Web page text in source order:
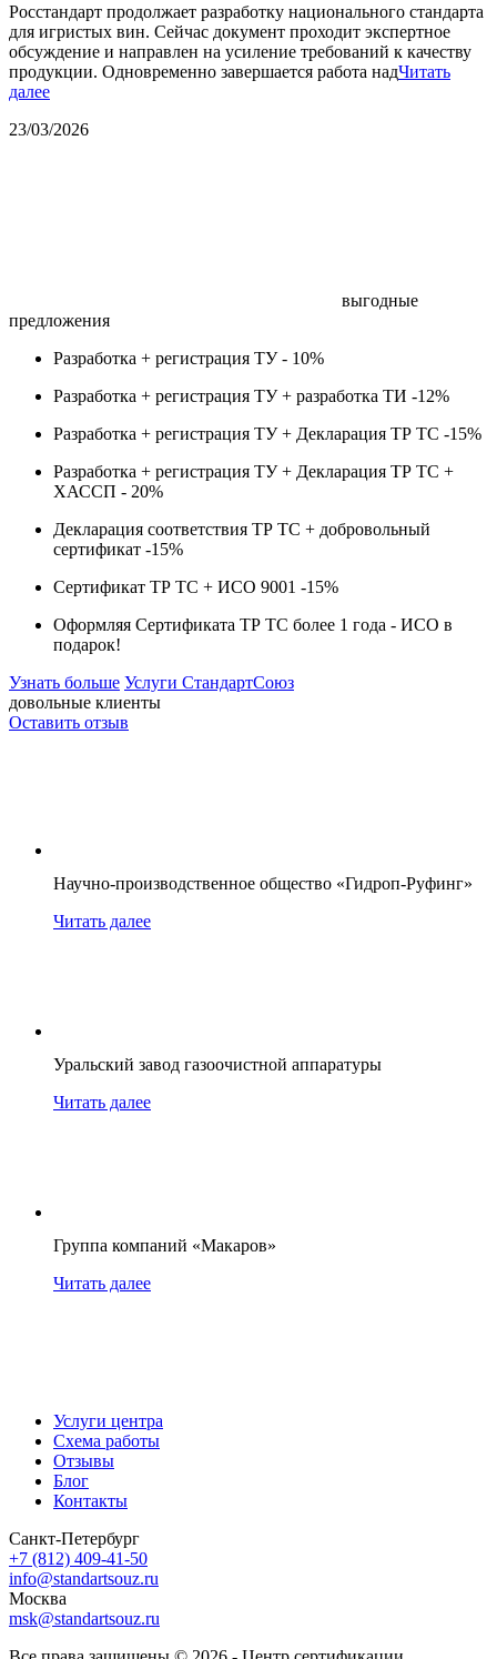
Росстандарт продолжает разработку национального стандарта
для игристых вин. Сейчас документ проходит экспертное
обсуждение и направлен на усиление требований к качеству
продукции. Одновременно завершается работа надЧитать
далее
23/03/2026
выгодные
предложения
Разработка + регистрация ТУ - 10%
Разработка + регистрация ТУ + разработка ТИ -12%
Разработка + регистрация ТУ + Декларация ТР ТС -15%
Разработка + регистрация ТУ + Декларация ТР ТС +
ХАССП - 20%
Декларация соответствия ТР ТС + добровольный
сертификат -15%
Сертификат ТР ТС + ИСО 9001 -15%
Оформляя Сертификата ТР ТС более 1 года - ИСО в
подарок!
Узнать больше Услуги СтандартСоюз
довольные клиенты
Оставить отзыв
Научно-производственное общество «Гидроп-Руфинг»
Читать далее
Уральский завод газоочистной аппаратуры
Читать далее
Группа компаний «Макаров»
Читать далее
Услуги центра
Схема работы
Отзывы
Блог
Контакты
Санкт-Петербург
+7 (812) 409-41-50
info@standartsouz.ru
Москва
msk@standartsouz.ru